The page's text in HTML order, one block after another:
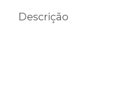
Descrição